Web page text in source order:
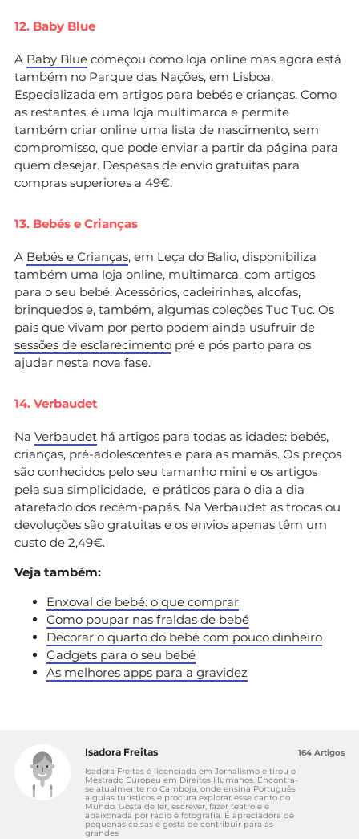
12. Baby Blue
A Baby Blue começou como loja online mas agora está
também no Parque das Nações, em Lisboa.
Especializada em artigos para bebés e crianças. Como
as restantes, é uma loja multimarca e permite
também criar online uma lista de nascimento, sem
compromisso, que pode enviar a partir da página para
quem desejar. Despesas de envio gratuitas para
compras superiores a 49€.
13. Bebés e Crianças
A Bebés e Crianças, em Leça do Balio, disponibiliza
também uma loja online, multimarca, com artigos
para o seu bebé. Acessórios, cadeirinhas, alcofas,
brinquedos e, também, algumas coleções Tuc Tuc. Os
pais que vivam por perto podem ainda usufruir de
sessões de esclarecimento pré e pós parto para os
ajudar nesta nova fase.
14. Verbaudet
Na Verbaudet há artigos para todas as idades: bebés,
crianças, pré-adolescentes e para as mamãs. Os preços
são conhecidos pelo seu tamanho mini e os artigos
pela sua simplicidade, e práticos para o dia a dia
atarefado dos recém-papás. Na Verbaudet as trocas ou
devoluções são gratuitas e os envios apenas têm um
custo de 2,49€.
Veja também:
Enxoval de bebé: o que comprar
Como poupar nas fraldas de bebé
Decorar o quarto do bebé com pouco dinheiro
Gadgets para o seu bebé
As melhores apps para a gravidez
Isadora Freitas
Isadora Freitas é licenciada em Jornalismo e tirou o
Mestrado Europeu em Direitos Humanos. Encontra-
se atualmente no Camboja, onde ensina Português
a guias turísticos e procura explorar esse canto do
Mundo. Gosta de ler, escrever, fazer teatro e é
apaixonada por rádio e fotografia. É apreciadora de
pequenas coisas e gosta de contribuir para as
grandes
164 Artigos